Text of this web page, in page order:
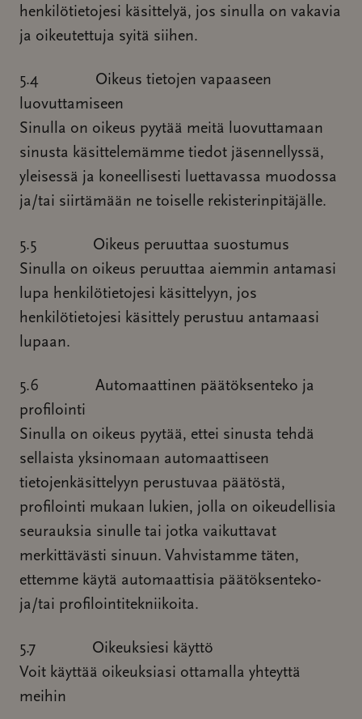
henkilötietojesi käsittelyä, jos sinulla on vakavia
ja oikeutettuja syitä siihen.
5.4 Oikeus tietojen vapaaseen
luovuttamiseen
Sinulla on oikeus pyytää meitä luovuttamaan
sinusta käsittelemämme tiedot jäsennellyssä,
yleisessä ja koneellisesti luettavassa muodossa
ja/tai siirtämään ne toiselle rekisterinpitäjälle.
5.5 Oikeus peruuttaa suostumus
Sinulla on oikeus peruuttaa aiemmin antamasi
lupa henkilötietojesi käsittelyyn, jos
henkilötietojesi käsittely perustuu antamaasi
lupaan.
5.6 Automaattinen päätöksenteko ja
profilointi
Sinulla on oikeus pyytää, ettei sinusta tehdä
sellaista yksinomaan automaattiseen
tietojenkäsittelyyn perustuvaa päätöstä,
profilointi mukaan lukien, jolla on oikeudellisia
seurauksia sinulle tai jotka vaikuttavat
merkittävästi sinuun. Vahvistamme täten,
ettemme käytä automaattisia päätöksenteko-
ja/tai profilointitekniikoita.
5.7 Oikeuksiesi käyttö
Voit käyttää oikeuksiasi ottamalla yhteyttä
meihin